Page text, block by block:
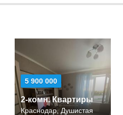
5 900 000
2-комн. Квартиры
Краснодар, Душистая